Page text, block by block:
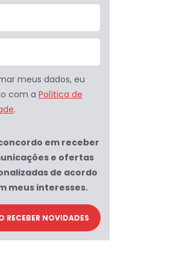
meus dados, eu
com a Política de
.
em receber
e ofertas
de acordo
meus interesses.